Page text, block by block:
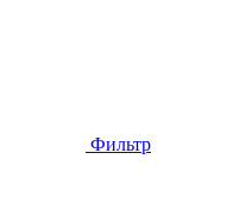
Фильтр